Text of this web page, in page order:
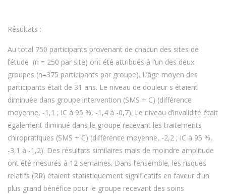
Résultats :
Au total 750 participants provenant de chacun des sites de
l’étude (n = 250 par site) ont été attribués à l’un des deux
groupes (n=375 participants par groupe). L’âge moyen des
participants était de 31 ans. Le niveau de douleur s étaient
diminuée dans groupe intervention (SMS + C) (différence
moyenne, -1,1 ; IC à 95 %, -1,4 à -0,7). Le niveau d’invalidité était
également diminué dans le groupe recevant les traitements
chiropratiques (SMS + C) (différence moyenne, -2,2 ; IC à 95 %,
-3,1 à -1,2). Des résultats similaires mais de moindre amplitude
ont été mesurés à 12 semaines. Dans l’ensemble, les risques
relatifs (RR) étaient statistiquement significatifs en faveur d’un
plus grand bénéfice pour le groupe recevant des soins